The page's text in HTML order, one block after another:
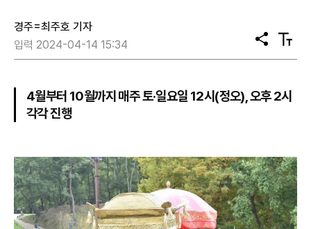
경주=최주호 기자
입력 2024-04-14 15:34
공
유
텍
스
기
4월부터 10월까지 매주 토‧일요일 12시(정오), 오후 2시
각각 진행